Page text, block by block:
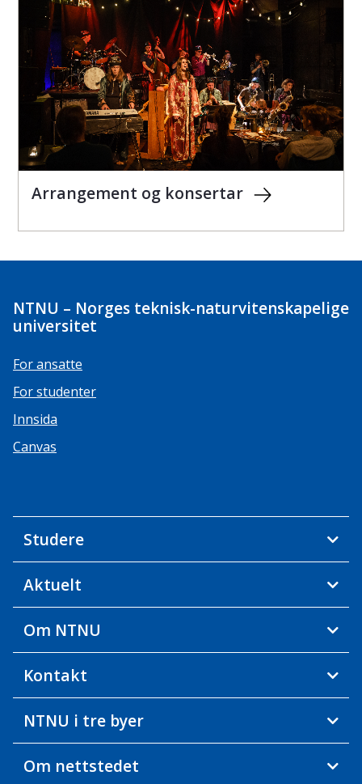
Arrangement og konsertar
NTNU – Norges teknisk-naturvitenskapelige
universitet
For ansatte
For studenter
Innsida
Canvas
Studere
Aktuelt
Om NTNU
Kontakt
NTNU i tre byer
Om nettstedet